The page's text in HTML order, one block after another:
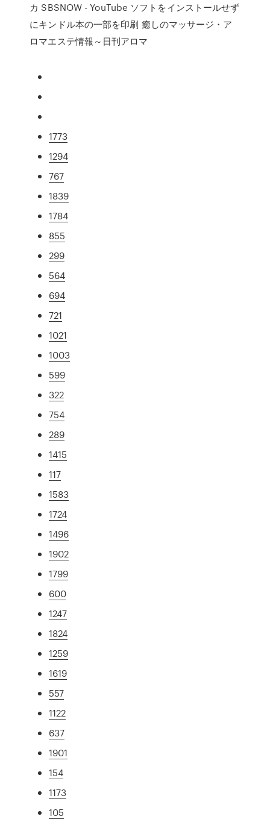
カ SBSNOW - YouTube ソフトをインストールせず
にキンドル本の一部を印刷 癒しのマッサージ・ア
ロマエステ情報～日刊アロマ
1773
1294
767
1839
1784
855
299
564
694
721
1021
1003
599
322
754
289
1415
117
1583
1724
1496
1902
1799
600
1247
1824
1259
1619
557
1122
637
1901
154
1173
105